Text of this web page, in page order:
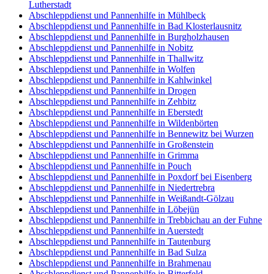
Lutherstadt
Abschleppdienst und Pannenhilfe in Mühlbeck
Abschleppdienst und Pannenhilfe in Bad Klosterlausnitz
Abschleppdienst und Pannenhilfe in Burgholzhausen
Abschleppdienst und Pannenhilfe in Nobitz
Abschleppdienst und Pannenhilfe in Thallwitz
Abschleppdienst und Pannenhilfe in Wolfen
Abschleppdienst und Pannenhilfe in Kahlwinkel
Abschleppdienst und Pannenhilfe in Drogen
Abschleppdienst und Pannenhilfe in Zehbitz
Abschleppdienst und Pannenhilfe in Eberstedt
Abschleppdienst und Pannenhilfe in Wildenbörten
Abschleppdienst und Pannenhilfe in Bennewitz bei Wurzen
Abschleppdienst und Pannenhilfe in Großenstein
Abschleppdienst und Pannenhilfe in Grimma
Abschleppdienst und Pannenhilfe in Pouch
Abschleppdienst und Pannenhilfe in Poxdorf bei Eisenberg
Abschleppdienst und Pannenhilfe in Niedertrebra
Abschleppdienst und Pannenhilfe in Weißandt-Gölzau
Abschleppdienst und Pannenhilfe in Löbejün
Abschleppdienst und Pannenhilfe in Trebbichau an der Fuhne
Abschleppdienst und Pannenhilfe in Auerstedt
Abschleppdienst und Pannenhilfe in Tautenburg
Abschleppdienst und Pannenhilfe in Bad Sulza
Abschleppdienst und Pannenhilfe in Brahmenau